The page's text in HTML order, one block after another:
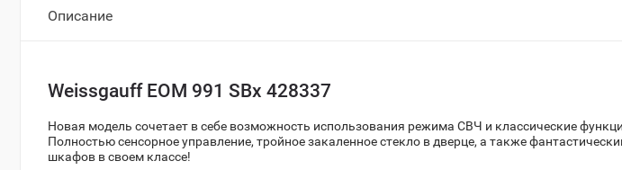
Описание
Weissgauff EOM 991 SBx 428337
Новая модель сочетает в себе возможность использования режима СВЧ и классические
Полностью сенсорное управление, тройное закаленное стекло в дверце, а также
шкафов в своем классе!